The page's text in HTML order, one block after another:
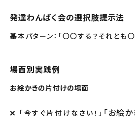
発達わんぱく会の選択肢提示法
基本パターン：「〇〇する？それとも
場面別実践例
お絵かきの片付けの場面
❌ 「今すぐ片付けなさい！」 「お絵